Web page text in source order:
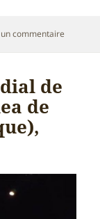
commentairesur la
de
de